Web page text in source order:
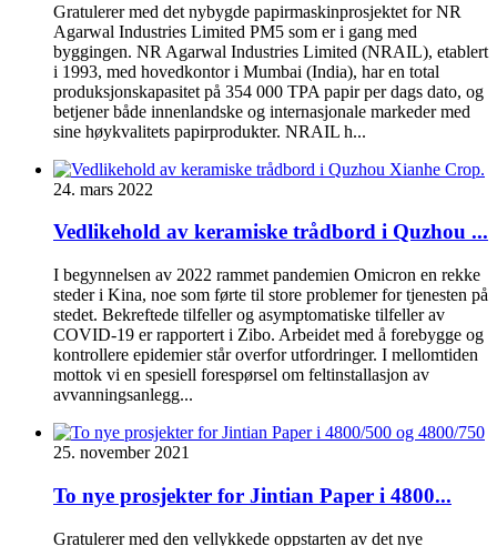
Gratulerer med det nybygde papirmaskinprosjektet for NR
Agarwal Industries Limited PM5 som er i gang med
byggingen. NR Agarwal Industries Limited (NRAIL), etablert
i 1993, med hovedkontor i Mumbai (India), har en total
produksjonskapasitet på 354 000 TPA papir per dags dato, og
betjener både innenlandske og internasjonale markeder med
sine høykvalitets papirprodukter. NRAIL h...
24. mars 2022
Vedlikehold av keramiske trådbord i Quzhou ...
I begynnelsen av 2022 rammet pandemien Omicron en rekke
steder i Kina, noe som førte til store problemer for tjenesten på
stedet. Bekreftede tilfeller og asymptomatiske tilfeller av
COVID-19 er rapportert i Zibo. Arbeidet med å forebygge og
kontrollere epidemier står overfor utfordringer. I mellomtiden
mottok vi en spesiell forespørsel om feltinstallasjon av
avvanningsanlegg...
25. november 2021
To nye prosjekter for Jintian Paper i 4800...
Gratulerer med den vellykkede oppstarten av det nye